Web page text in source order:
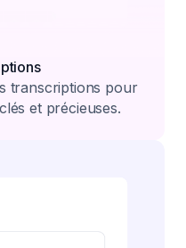
transcriptions pour
et précieuses.